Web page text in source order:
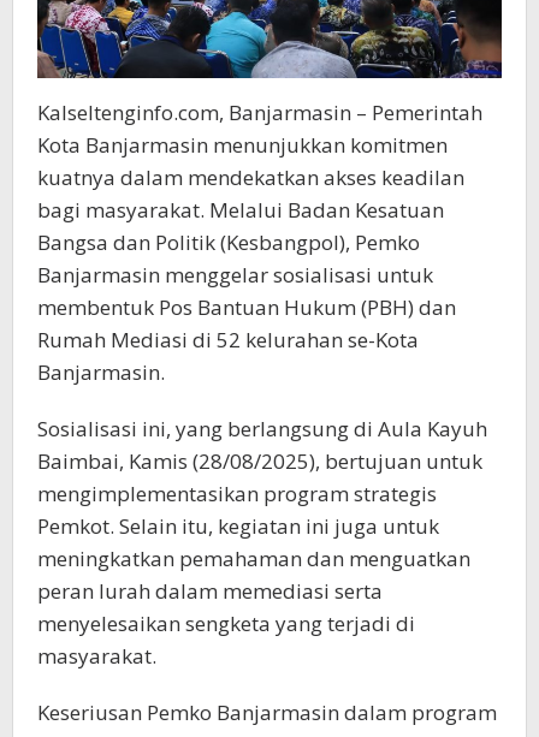
Kalseltenginfo.com, Banjarmasin – Pemerintah
Kota Banjarmasin menunjukkan komitmen
kuatnya dalam mendekatkan akses keadilan
bagi masyarakat. Melalui Badan Kesatuan
Bangsa dan Politik (Kesbangpol), Pemko
Banjarmasin menggelar sosialisasi untuk
membentuk Pos Bantuan Hukum (PBH) dan
Rumah Mediasi di 52 kelurahan se-Kota
Banjarmasin.
Sosialisasi ini, yang berlangsung di Aula Kayuh
Baimbai, Kamis (28/08/2025), bertujuan untuk
mengimplementasikan program strategis
Pemkot. Selain itu, kegiatan ini juga untuk
meningkatkan pemahaman dan menguatkan
peran lurah dalam memediasi serta
menyelesaikan sengketa yang terjadi di
masyarakat.
Keseriusan Pemko Banjarmasin dalam program